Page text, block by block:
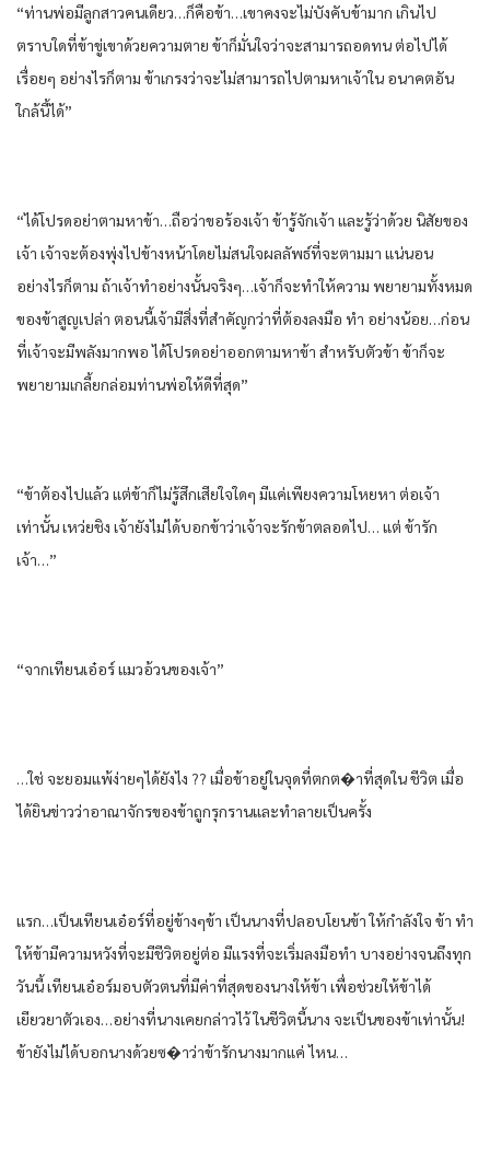
“ท่านพ่อมีลูกสาวคนเดียว…ก็คือข้า…เขาคงจะไม่บังคับข้ามาก เกินไป
ตราบใดที่ข้าขู่เขาด้วยความตาย ข้าก็มั่นใจว่าจะสามารถอดทน ต่อไปได้
เรื่อยๆ อย่างไรก็ตาม ข้าเกรงว่าจะไม่สามารถไปตามหาเจ้าใน อนาคตอัน
ใกล้นี้ได้”
“ได้โปรดอย่าตามหาข้า…ถือว่าขอร้องเจ้า ข้ารู้จักเจ้า และรู้ว่าด้วย นิสัยของ
เจ้า เจ้าจะต้องพุ่งไปข้างหน้าโดยไม่สนใจผลลัพธ์ที่จะตามมา แน่นอน
อย่างไรก็ตาม ถ้าเจ้าทําอย่างนั้นจริงๆ…เจ้าก็จะทําให้ความ พยายามทั้งหมด
ของข้าสูญเปล่า ตอนนี้เจ้ามีสิ่งที่สําคัญกว่าที่ต้องลงมือ ทํา อย่างน้อย…ก่อน
ที่เจ้าจะมีพลังมากพอ ได้โปรดอย่าออกตามหาข้า สําหรับตัวข้า ข้าก็จะ
พยายามเกลี้ยกล่อมท่านพ่อให้ดีที่สุด”
“ข้าต้องไปแล้ว แต่ข้าก็ไม่รู้สึกเสียใจใดๆ มีแค่เพียงความโหยหา ต่อเจ้า
เท่านั้น เหว่ยชิง เจ้ายังไม่ได้บอกข้าว่าเจ้าจะรักข้าตลอดไป… แต่ ข้ารัก
เจ้า…”
“จากเทียนเอ๋อร์ แมวอ้วนของเจ้า”
…ใช่ จะยอมแพ้ง่ายๆได้ยังไง ?? เมื่อข้าอยู่ในจุดที่ตกต�าที่สุดใน ชีวิต เมื่อ
ได้ยินข่าวว่าอาณาจักรของข้าถูกรุกรานและทําลายเป็นครั้ง
แรก…เป็นเทียนเอ๋อร์ที่อยู่ข้างๆข้า เป็นนางที่ปลอบโยนข้า ให้กําลังใจ ข้า ทํา
ให้ข้ามีความหวังที่จะมีชีวิตอยู่ต่อ มีแรงที่จะเริ่มลงมือทํา บางอย่างจนถึงทุก
วันนี้ เทียนเอ๋อร์มอบตัวตนที่มีค่าที่สุดของนางให้ข้า เพื่อช่วยให้ข้าได้
เยียวยาตัวเอง…อย่างที่นางเคยกล่าวไว้ ในชีวิตนี้นาง จะเป็นของข้าเท่านั้น!
ข้ายังไม่ได้บอกนางด้วยซ�าว่าข้ารักนางมากแค่ ไหน…